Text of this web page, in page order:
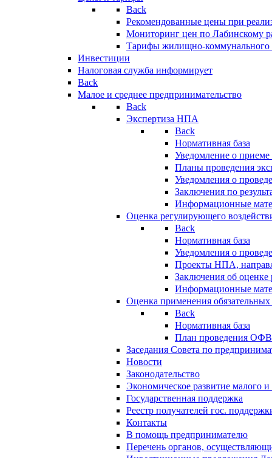
Back
Рекомендованные цены при
Мониторинг цен по Лабинскому
Тарифы жилищно-коммунального
Инвестиции
Налоговая служба информирует
Back
Малое и среднее предпринимательство
Back
Экспертиза НПА
Back
Нормативная база
Уведомление о
Планы проведения
Уведомления о
Заключения по
Информационные
Оценка регулирующего
Back
Нормативная база
Уведомления о
Проекты НПА,
Заключения об
Информационные
Оценка применения
Back
Нормативная база
План проведения
Заседания Совета по
Новости
Законодательство
Экономическое развитие малого и
Государственная поддержка
Реестр получателей гос.
Контакты
В помощь предпринимателю
Перечень органов,